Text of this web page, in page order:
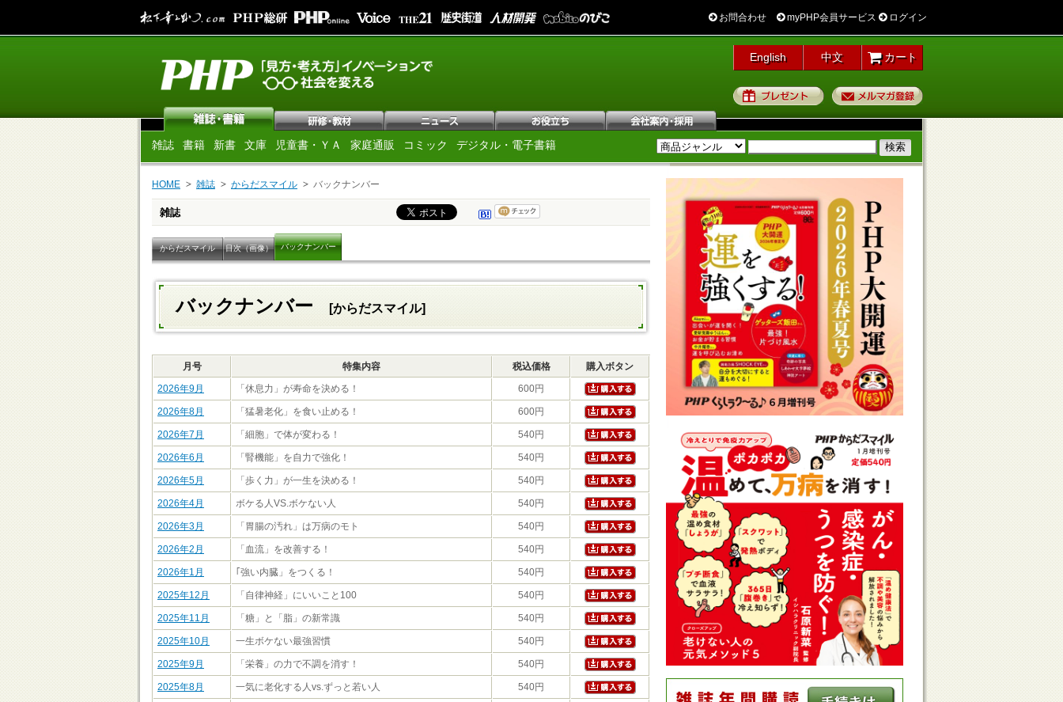
お問合わせ myPHP会員サービス ログイン
English 中文 カート
プレゼント
雑誌 書籍 新書 文庫 児童書・ＹＡ 家庭通販 コミック デジタル・電子書籍
HOME 雑誌 からだスマイル バックナンバー
雑誌
からだスマイル 目次（画像） バックナンバー
バックナンバー [からだスマイル]
月号 特集内容 税込価格
購入ボタン
2026年9月
「休息力」が寿命を決める！ 600円
2026年8月 「猛暑老化」を食い止める！ 600円
2026年7月 「細胞」で体が変わる！ 540円
2026年6月 「腎機能」を自力で強化！ 540円
2026年5月 「歩く力」が一生を決める！ 540円
2026年4月 ボケる人VS.ボケない人 540円
2026年3月 「胃腸の汚れ」は万病のモト 540円
2026年2月 「血流」を改善する！ 540円
2026年1月 ｢強い内臓」をつくる！ 540円
2025年12月 「自律神経」にいいこと100 540円
2025年11月 「糖」と「脂」の新常識 540円
2025年10月 一生ボケない最強習慣 540円
2025年9月 「栄養」の力で不調を消す！ 540円
2025年8月 一気に老化する人vs.ずっと若い人 540円